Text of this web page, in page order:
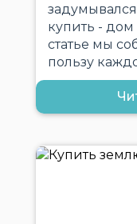
купить - дом
статье мы
пользу